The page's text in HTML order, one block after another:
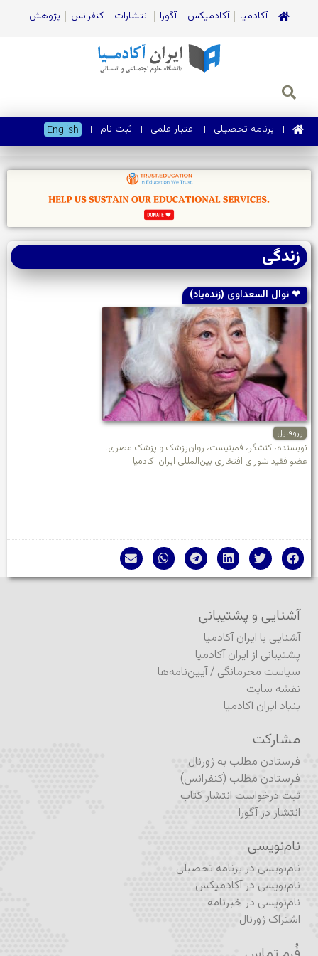
آکادمیا آکادمیکس آگورا انتشارات کنفرانس پژوهش
برنامه تحصیلی اعتبار علمی ثبت نام English
زندگی
❤ نوال السعداوی (زنده‌یاد)
پروفایل
نویسنده، کنشگر، فمینیست، روان‌پزشک و پزشک مصری.
عضو فقید شورای افتخاری بین‌المللی ایران آکادمیا
آشنایی و پشتیبانی
آشنایی با ایران آکادمیا
پشتیبانی از ایران آکادمیا
سیاست محرمانگی /آیین‌نامه‌ها
نقشه سایت
بنیاد ایران آکادمیا
مشارکت
فرستادن مطلب به ژورنال
فرستادن مطلب (کنفرانس)
ثبت درخواست انتشار کتاب
انتشار در آگورا
نام‌نویسی
نام‌نویسی در برنامه تحصیلی
نام‌نویسی در آکادمیکس
نام‌نویسی در خبرنامه
اشتراک ژورنال